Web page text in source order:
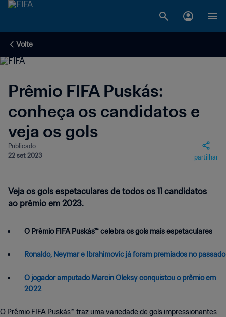
Volte
Prêmio FIFA Puskás:
conheça os candidatos e
veja os gols
Publicado
22 set 2023
partilhar
Veja os gols espetaculares de todos os 11 candidatos
ao prêmio em 2023.
O Prêmio FIFA Puskás™ celebra os gols mais espetaculares
Ronaldo, Neymar e Ibrahimovic já foram premiados no passado
O jogador amputado Marcin Oleksy conquistou o prêmio em
2022
O Prêmio FIFA Puskás™ traz uma variedade de gols impressionantes